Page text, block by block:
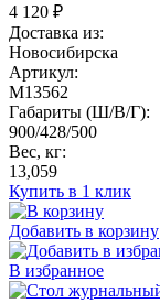
4 120 ₽
Доставка из:
Новосибирска
Артикул:
M13562
Габариты (Ш/В/Г):
900/428/500
Вес, кг:
13,059
Купить в 1 клик
Добавить в корзину
В избранное